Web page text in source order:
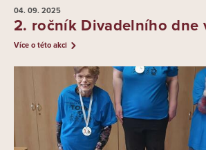
04. 09. 2025
2. ročník Divadelního dne
Více o této akci